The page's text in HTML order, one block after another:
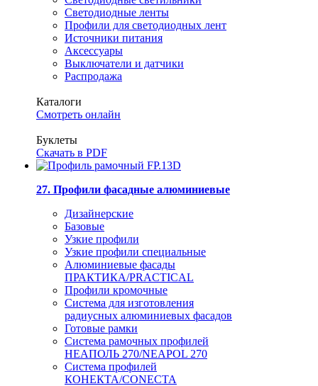
Светодиодные ленты
Профили для светодиодных лент
Источники питания
Аксессуары
Выключатели и датчики
Распродажа
Каталоги
Смотреть онлайн
Буклеты
Скачать в PDF
27. Профили фасадные алюминиевые
Дизайнерские
Базовые
Узкие профили
Узкие профили специальные
Алюминиевые фасады
ПРАКТИКА/PRACTICAL
Профили кромочные
Система для изготовления
радиусных алюминиевых фасадов
Готовые рамки
Система рамочных профилей
НЕАПОЛЬ 270/NEAPOL 270
Система профилей
КОНЕКТА/CONECTA